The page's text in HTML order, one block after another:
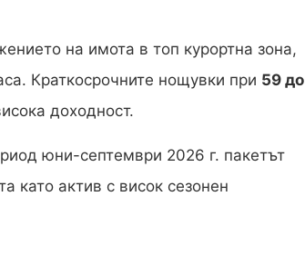
на имота в топ курортна зона,
Краткосрочните нощувки при 59 до
доходност.
юни-септември 2026 г. пакетът
като актив с висок сезонен